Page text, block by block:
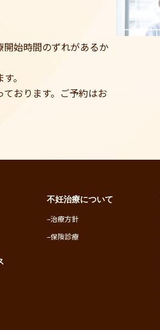
始時間のずれがあるか
。
おります。ご予約はお
不妊治療について
–治療方針
–保険診療